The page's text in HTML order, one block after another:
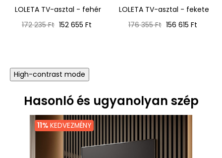
LOLETA TV-asztal - fehér
Normál
172 235 Ft Ár
152 655 Ft
LOLETA TV-asztal - fekete
Normál
176 355 Ft Ár
156 615 Ft
High-contrast mode
Hasonló és ugyanolyan szép
11% KEDVEZMÉNY